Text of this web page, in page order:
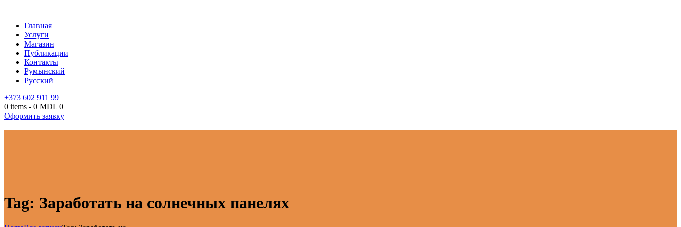
Главная
Услуги
Магазин
Публикации
Контакты
Румынский
Русский
+373 602 911 99
0 items - 0 MDL 0
Оформить заявку
Tag: Заработать на солнечных панелях